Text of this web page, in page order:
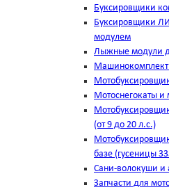
Буксировщики
Буксировщики
модулем
Лыжные модули
Мотоснегокаты и
(от 9 до 20 л.с.)
базе (гусеницы
Сани-волокуши и
Запчасти для